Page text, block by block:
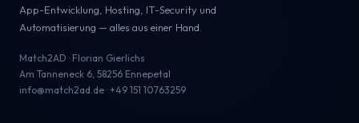
App-Entwicklung, Hosting, IT-Security und
Automatisierung — alles aus einer Hand.
Match2AD · Florian Gierlichs
Am Tanneneck 6, 58256 Ennepetal
info@match2ad.de · +49 151 10763259